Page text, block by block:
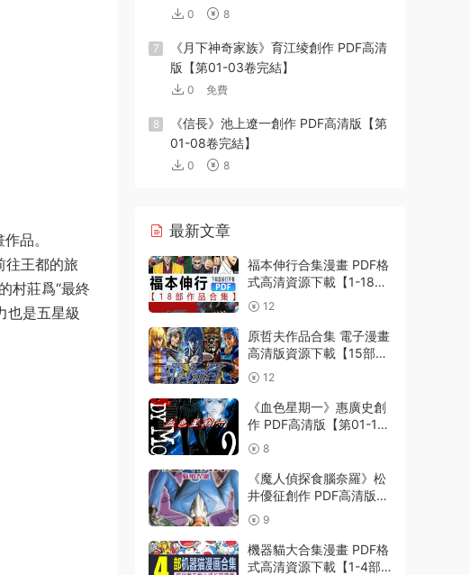
品。
往王都的旅
村莊爲“最終
也是五星級
0 8
7
《月下神奇家族》育江绫創作 PDF高清
版【第01-03卷完結】
0 免費
8
《信長》池上遼一創作 PDF高清版【第
01-08卷完結】
0 8
最新文章
福本伸行合集漫畫 PDF格
式高清資源下載【1-18部
完結】Kindle電子漫畫資
源精品
12
原哲夫作品合集 電子漫畫
高清版資源下載【15部合
集完結】【PDF格式】
【電子版漫畫】
12
《血色星期一》惠廣史創
作 PDF高清版【第01-11
卷完結】
8
《魔人偵探食腦奈羅》松
井優征創作 PDF高清版
【第01-23卷完結】
9
機器貓大合集漫畫 PDF格
式高清資源下載【1-4部